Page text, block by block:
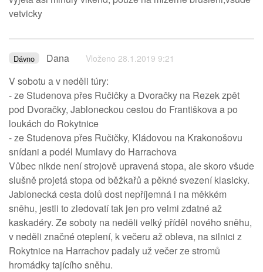
vetvicky
Dávno Dana Vloženo 28.1.2019 9:21
V sobotu a v neděli túry:
- ze Studenova přes Ručičky a Dvoračky na Rezek zpět
pod Dvoračky, Jabloneckou cestou do Františkova a po
loukách do Rokytnice
- ze Studenova přes Ručičky, Kládovou na Krakonošovu
snídani a podél Mumlavy do Harrachova
Vůbec nikde není strojově upravená stopa, ale skoro všude
slušně projetá stopa od běžkařů a pěkné svezení klasicky.
Jablonecká cesta dolů dost nepříjemná i na měkkém
sněhu, jestli to zledovatí tak jen pro velmi zdatné až
kaskadéry. Ze soboty na neděli velký příděl nového sněhu,
v neděli značné oteplení, k večeru až obleva, na silnici z
Rokytnice na Harrachov padaly už večer ze stromů
hromádky tajícího sněhu.